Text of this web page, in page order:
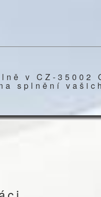
v CZ-35002
splnění